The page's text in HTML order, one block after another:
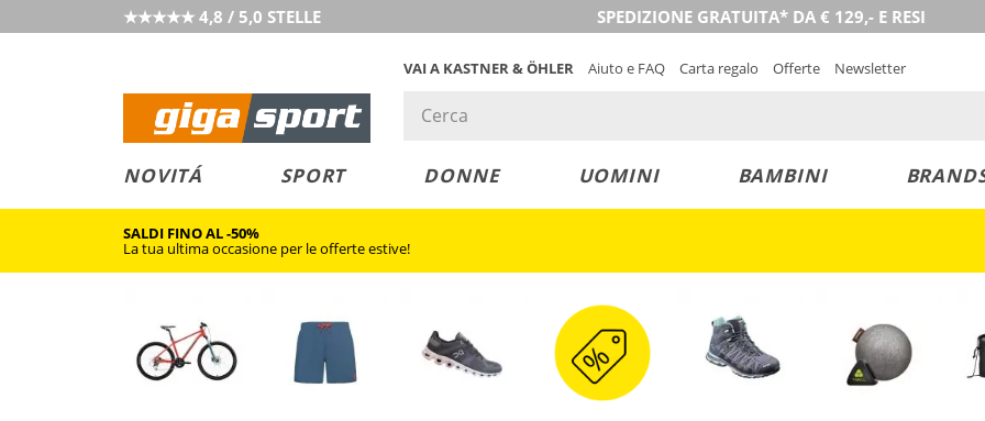
★★★★★ 4,8 / 5,0 STELLE SPEDIZIONE GRATUITA* DA € 129,- E RESI
VAI A KASTNER & ÖHLER Aiuto e FAQ Carta regalo Offerte Newsletter
NOVITÁ SPORT DONNE UOMINI BAMBINI
SALDI FINO AL -50%
La tua ultima occasione per le offerte estive!